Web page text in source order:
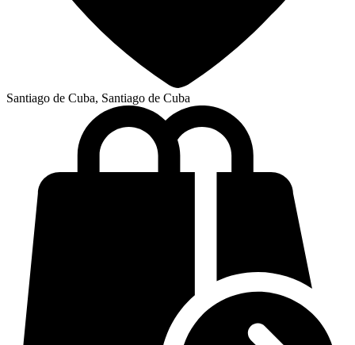
Santiago de Cuba, Santiago de Cuba